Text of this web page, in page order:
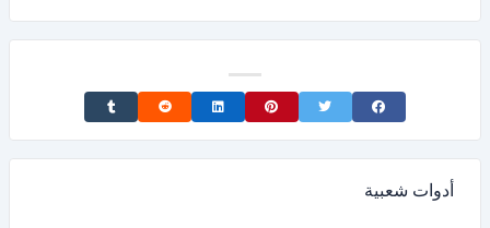
Share on Facebook
Share on Twitter
Share on Pinterest
Share on LinkedIn
Share on Reddit
Share on Tumblr
أدوات شعبية